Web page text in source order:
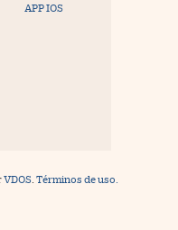
APP IOS
VDOS Términos de uso.